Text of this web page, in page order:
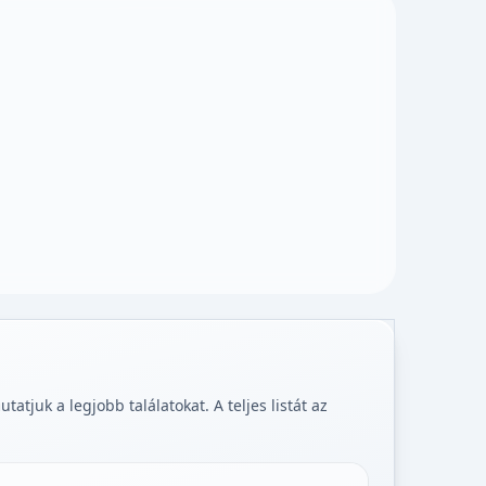
a legjobb találatokat. A teljes listát az